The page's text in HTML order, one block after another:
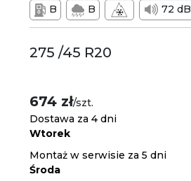
B B 72 dB
275 /45 R20
674 zł/szt.
Dostawa za 4 dni
Wtorek
Montaż w serwisie za 5 dni
Środa